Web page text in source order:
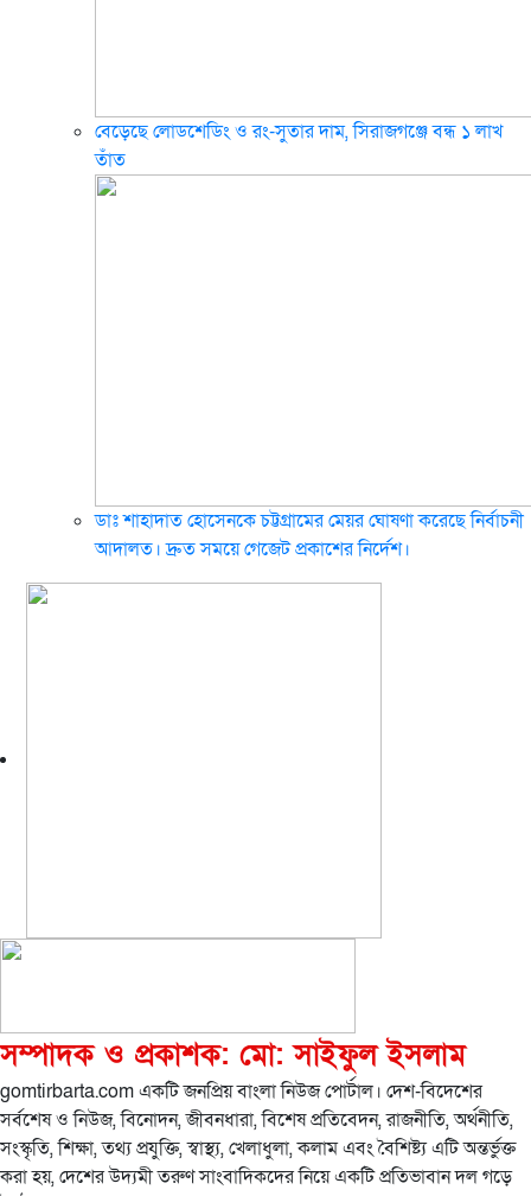
বেড়েছে লোডশেডিং ও রং-সুতার দাম, সিরাজগঞ্জে বন্ধ ১ লাখ
তাঁত
ডাঃ শাহাদাত হোসেনকে চট্টগ্রামের মেয়র ঘোষণা করেছে নির্বাচনী
আদালত। দ্রুত সময়ে গেজেট প্রকাশের নির্দেশ।
সম্পাদক ও প্রকাশক: মো: সাইফুল ইসলাম
gomtirbarta.com একটি জনপ্রিয় বাংলা নিউজ পোর্টাল। দেশ-বিদেশের
সর্বশেষ ও নিউজ, বিনোদন, জীবনধারা, বিশেষ প্রতিবেদন, রাজনীতি, অর্থনীতি,
সংস্কৃতি, শিক্ষা, তথ্য প্রযুক্তি, স্বাস্থ্য, খেলাধুলা, কলাম এবং বৈশিষ্ট্য এটি অন্তর্ভুক্ত
করা হয়, দেশের উদ্যমী তরুণ সাংবাদিকদের নিয়ে একটি প্রতিভাবান দল গড়ে